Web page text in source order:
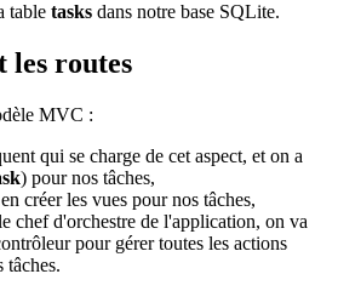
table tasks dans notre base SQLite.
les routes
MVC :
qui se charge de cet aspect, et on a
) pour nos tâches,
créer les vues pour nos tâches,
chef d'orchestre de l'application, on va
pour gérer toutes les actions
tâches.